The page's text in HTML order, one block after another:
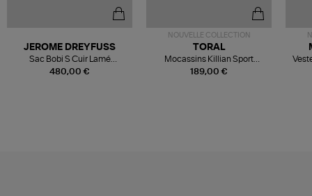
480,00 €
JEROME DREYFUSS
Sac Bobi S Cuir Lamé
Champagne
NOUVELLE COLLECTION
189,00 €
TORAL
Mocassins Killian Sport
Mousse